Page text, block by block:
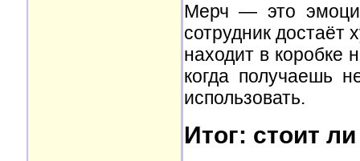
Мерч — это
сотрудник достаёт
находит в коробке
когда получаешь
использовать.
Итог: стоит